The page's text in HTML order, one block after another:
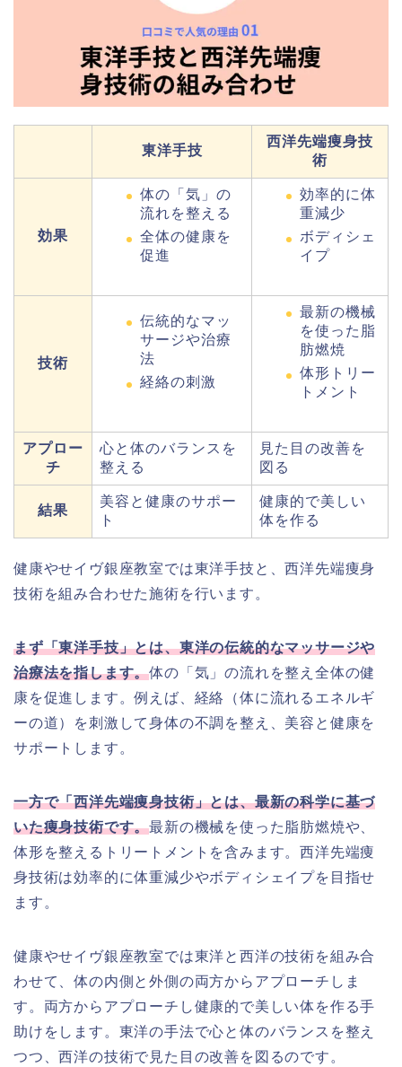
東洋手技
西洋先端痩身技
術
効果
体の「気」の
流れを整える
全体の健康を
促進
効率的に体
重減少
ボディシェ
イプ
技術
伝統的なマッ
サージや治療
法
経絡の刺激
最新の機械
を使った脂
肪燃焼
体形トリー
トメント
アプロー
チ
心と体のバランスを
整える
見た目の改善を
図る
結果
美容と健康のサポー
ト
健康的で美しい
体を作る
健康やせイヴ銀座教室では東洋手技と、西洋先端痩身
技術を組み合わせた施術を行います。
まず「東洋手技」とは、東洋の伝統的なマッサージや
治療法を指します。体の「気」の流れを整え全体の健
康を促進します。例えば、経絡（体に流れるエネルギ
ーの道）を刺激して身体の不調を整え、美容と健康を
サポートします。
一方で「西洋先端痩身技術」とは、最新の科学に基づ
いた痩身技術です。最新の機械を使った脂肪燃焼や、
体形を整えるトリートメントを含みます。西洋先端痩
身技術は効率的に体重減少やボディシェイプを目指せ
ます。
健康やせイヴ銀座教室では東洋と西洋の技術を組み合
わせて、体の内側と外側の両方からアプローチしま
す。両方からアプローチし健康的で美しい体を作る手
助けをします。東洋の手法で心と体のバランスを整え
つつ、西洋の技術で見た目の改善を図るのです。